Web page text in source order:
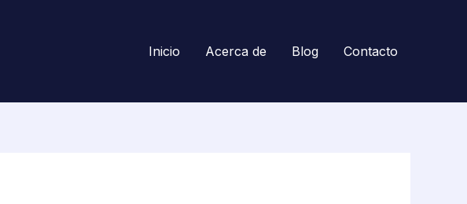
Inicio Acerca de Blog Contacto